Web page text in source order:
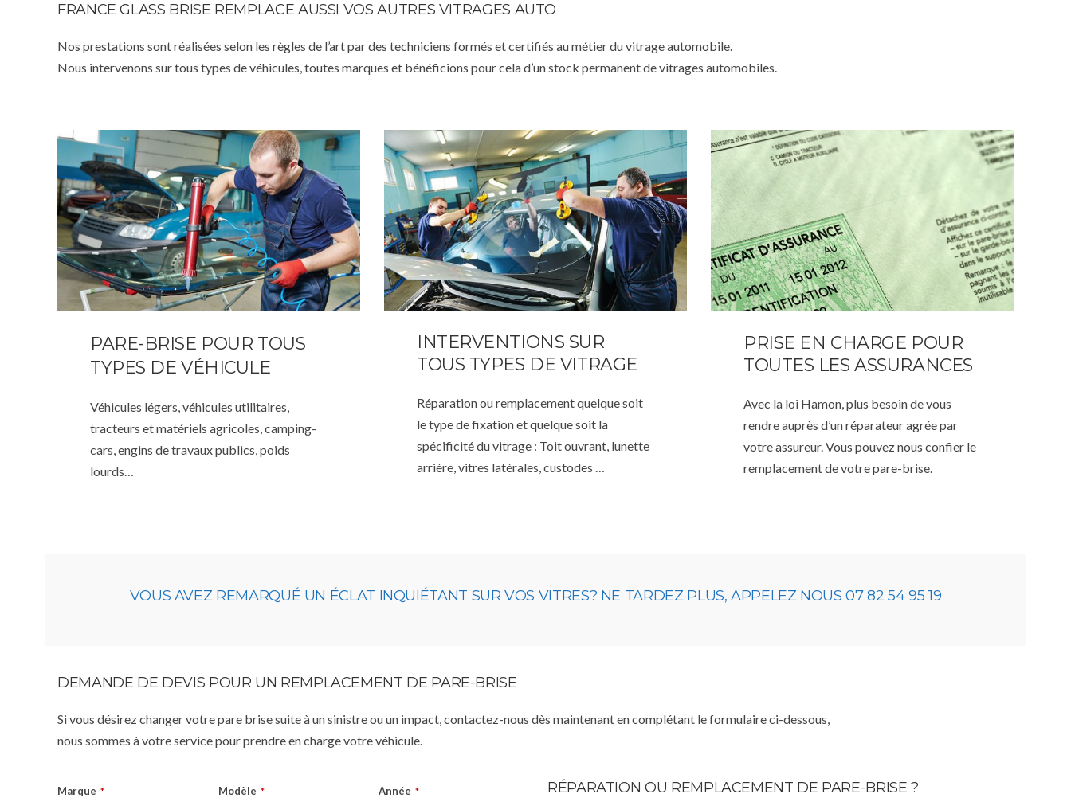
FRANCE GLASS BRISE REMPLACE AUSSI VOS AUTRES VITRAGES AUTO
Nos prestations sont réalisées selon les règles de l’art par des techniciens formés et certifiés au métier du vitrage automobile.
Nous intervenons sur tous types de véhicules, toutes marques et bénéficions pour cela d’un stock permanent de vitrages automobiles.
PARE-BRISE POUR TOUS
TYPES DE VÉHICULE
Véhicules légers, véhicules utilitaires,
tracteurs et matériels agricoles, camping-
cars, engins de travaux publics, poids
lourds…
INTERVENTIONS SUR
TOUS TYPES DE VITRAGE
Réparation ou remplacement quelque soit
le type de fixation et quelque soit la
spécificité du vitrage : Toit ouvrant, lunette
arrière, vitres latérales, custodes …
PRISE EN CHARGE POUR
TOUTES LES ASSURANCES
Avec la loi Hamon, plus besoin de vous
rendre auprès d’un réparateur agrée par
votre assureur. Vous pouvez nous confier le
remplacement de votre pare-brise.
VOUS AVEZ REMARQUÉ UN ÉCLAT INQUIÉTANT SUR VOS VITRES? NE TARDEZ PLUS, APPELEZ NOUS 07 82 54 95 19
DEMANDE DE DEVIS POUR UN REMPLACEMENT DE PARE-BRISE
Si vous désirez changer votre pare brise suite à un sinistre ou un impact, contactez-nous dès maintenant en complétant le formulaire ci-dessous,
nous sommes à votre service pour prendre en charge votre véhicule.
Marque * Modèle * Année * RÉPARATION OU REMPLACEMENT DE PARE-BRISE ?